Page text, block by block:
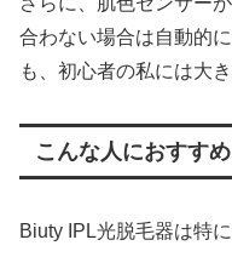
合わない場合は自動的
も、初心者の私には大
こんな人におすすめ
Biuty IPL光脱毛器は特